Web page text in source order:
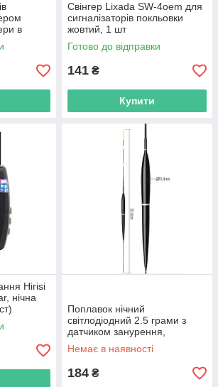
в
Свінгер Lixada SW-4oem для
сигналізаторів покльовки
жовтий, 1 шт
Готово до відправки
141 ₴
Купити
Hirisi
нічна
Поплавок нічний
світлодіодний 2.5 грами з
датчиком занурення,
батарейка CR425 в
комплекті, колір чорни
Немає в наявності
184 ₴